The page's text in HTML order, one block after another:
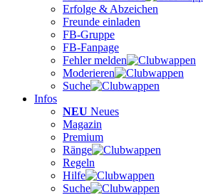
Erfolge & Abzeichen
Freunde einladen
FB-Gruppe
FB-Fanpage
Fehler melden
Moderieren
Suche
Infos
NEU Neues
Magazin
Premium
Ränge
Regeln
Hilfe
Suche